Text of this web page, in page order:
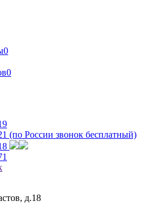
0
0
(по России звонок бесплатный)
д.18